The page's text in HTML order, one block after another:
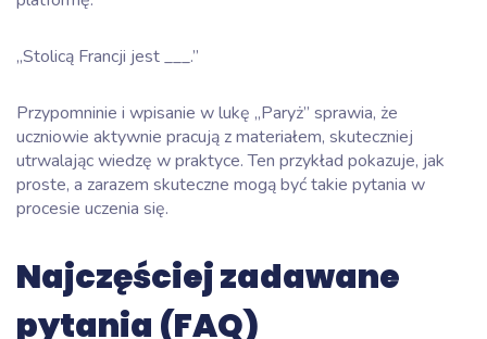
„Stolicą Francji jest ___.”
Przypomninie i wpisanie w lukę „Paryż” sprawia, że
uczniowie aktywnie pracują z materiałem, skuteczniej
utrwalając wiedzę w praktyce. Ten przykład pokazuje, jak
proste, a zarazem skuteczne mogą być takie pytania w
procesie uczenia się.
Najczęściej zadawane
pytania (FAQ)